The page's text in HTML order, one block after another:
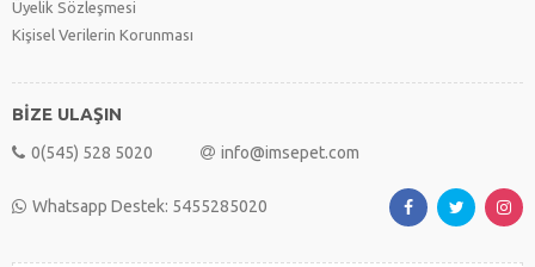
Üyelik Sözleşmesi
Kişisel Verilerin Korunması
BİZE ULAŞIN
0(545) 528 5020 info@imsepet.com
Whatsapp Destek: 5455285020